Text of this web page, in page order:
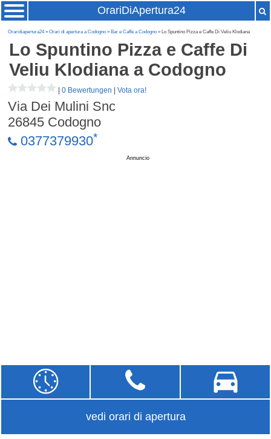
OrariDiApertura24
Oraridiapertura24»Orari di apertura a Codogno » Bar e Caffè a Codogno » Lo Spuntino Pizza e Caffe Di Veliu Klodiana
Lo Spuntino Pizza e Caffe Di
Veliu Klodianaa Codogno
|0 Bewertungen |Vota ora!
Via Dei Mulini Snc
26845 Codogno
0377379930*
Annuncio
vedi orari di apertura